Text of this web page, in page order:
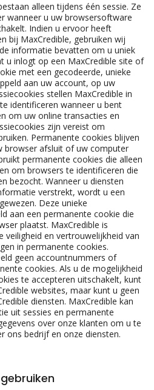
alleen tijdens één sessie. Ze
wanneer u uw browsersoftware
Indien u ervoor heeft
bij MaxCredible, gebruiken wij
informatie bevatten om u uniek
u inlogt op een MaxCredible site of
met een gecodeerde, unieke
aan uw account, op uw
stellen MaxCredible in
identificeren wanneer u bent
om uw online transacties en
zijn vereist om
Permanente cookies blijven
browser afsluit of uw computer
permanente cookies die alleen
om browsers te identificeren die
bezocht. Wanneer u diensten
verstrekt, wordt u een
Deze unieke
aan een permanente cookie die
plaatst. MaxCredible is
en vertrouwelijkheid van
in permanente cookies.
geen accountnummers of
cookies. Als u de mogelijkheid
te accepteren uitschakelt, kunt
websites, maar kunt u geen
diensten. MaxCredible kan
uit sessies en permanente
over onze klanten om u te
ons bedrijf en onze diensten.